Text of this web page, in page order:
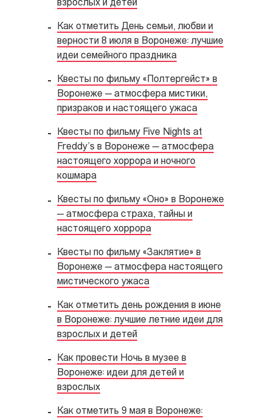
взрослых и детей
Как отметить День семьи, любви и
верности 8 июля в Воронеже: лучшие
идеи семейного праздника
Квесты по фильму «Полтергейст» в
Воронеже — атмосфера мистики,
призраков и настоящего ужаса
Квесты по фильму Five Nights at
Freddy’s в Воронеже — атмосфера
настоящего хоррора и ночного
кошмара
Квесты по фильму «Оно» в Воронеже
— атмосфера страха, тайны и
настоящего хоррора
Квесты по фильму «Заклятие» в
Воронеже — атмосфера настоящего
мистического ужаса
Как отметить день рождения в июне
в Воронеже: лучшие летние идеи для
взрослых и детей
Как провести Ночь в музее в
Воронеже: идеи для детей и
взрослых
Как отметить 9 мая в Воронеже: